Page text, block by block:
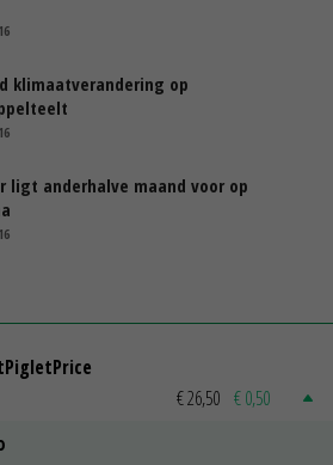
klimaatverandering op
ligt anderhalve maand voor op
€ 26,50 € 0,50